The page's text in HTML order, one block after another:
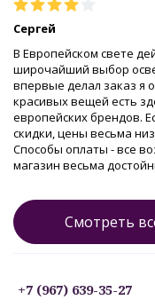
Сергей
В Европейском свете
широчайший выбор
впервые делал заказ я
красивых вещей есть
европейских брендов.
скидки, цены весьма
Способы оплаты - все
магазин весьма
Смотреть
+7 (967) 639-35-27